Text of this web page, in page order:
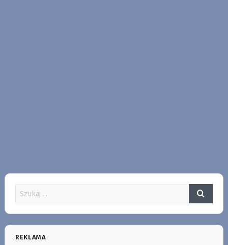
REKLAMA